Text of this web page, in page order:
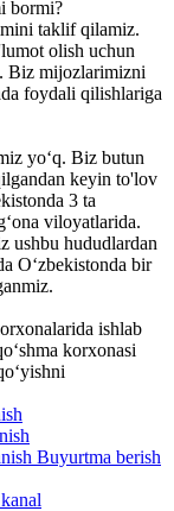
bormi?
taklif qilamiz.
olish uchun
Biz mijozlarimizni
foydali qilishlariga
yo‘q. Biz butun
keyin to'lov
3 ta
viloyatlarida.
ushbu hududlardan
O‘zbekistonda bir
ishlab
korxonasi
Buyurtma berish